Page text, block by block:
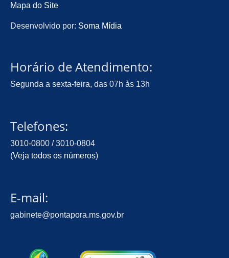
Mapa do Site
Desenvolvido por: Soma Mídia
Horário de Atendimento:
Segunda a sexta-feira, das 07h às 13h
Telefones:
3010-0800 / 3010-0804
(Veja todos os números)
E-mail:
gabinete@pontapora.ms.gov.br